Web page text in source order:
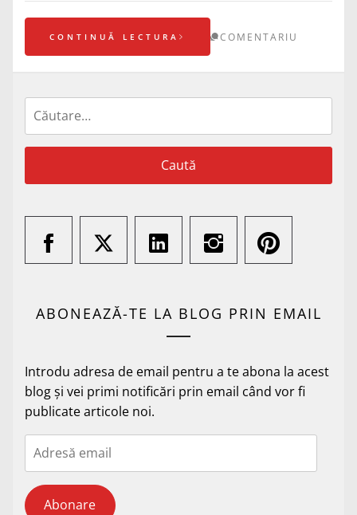
CONTINUĂ LECTURA COMENTARIU
după:
ABONEAZĂ-TE LA BLOG PRIN EMAIL
Introdu adresa de email pentru a te abona la acest
blog și vei primi notificări prin email când vor fi
publicate articole noi.
Adresă
email
Abonare